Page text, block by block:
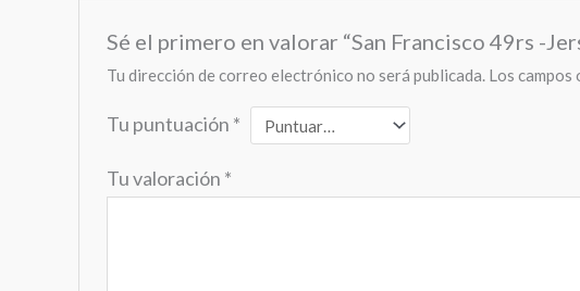
Sé el primero en valorar “San Francisco 49rs -
Tu dirección de correo electrónico no será publicada. Los
Tu puntuación *
Tu valoración *